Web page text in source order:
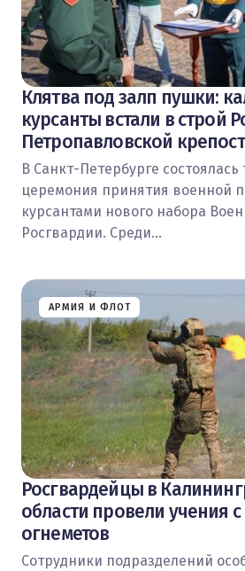
Клятва под залп пушки:
курсанты встали в строй
Петропавловской
В Санкт-Петербурге
церемония принятия военной
курсантами нового набора
Росгвардии. Среди…
АРМИЯ И ФЛОТ
Росгвардейцы в
области провели учения
огнеметов
Сотрудники подразделений